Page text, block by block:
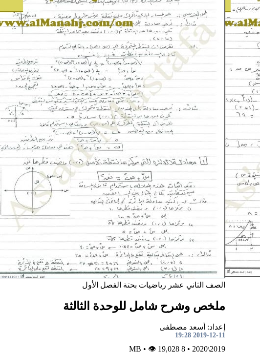
الصف الثاني عشر رياضيات بحتة الفصل الأول
ملخص وشرح شامل للوحدة الثالثة
إعداد: أسعد مصطفى
2019-12-11 19:28
2019\2020
•
• 👁 19,028